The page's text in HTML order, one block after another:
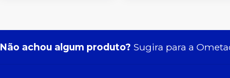
Não achou algum produto? Sugira para a